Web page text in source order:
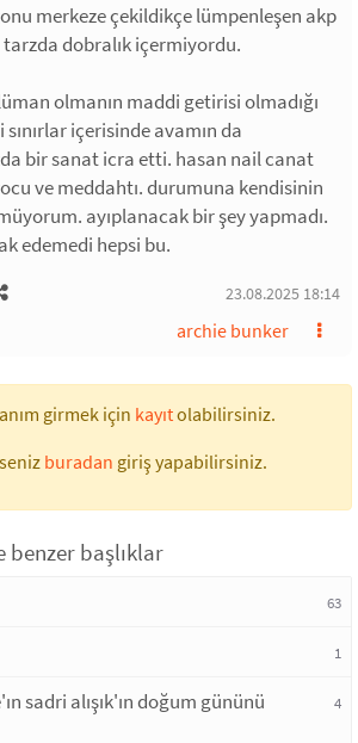
merkeze çekildikçe lümpenleşen akp
tarzda dobralık içermiyordu.
olmanın maddi getirisi olmadığı
içerisinde avamın da
bir sanat icra etti. hasan nail canat
ve meddahtı. durumuna kendisinin
ayıplanacak bir şey yapmadı.
edemedi hepsi bu.
23.08.2025 18:14
archie bunker
girmek için kayıtolabilirsiniz.
buradan giriş yapabilirsiniz.
başlıklar
63
1
sadri alışık'ın doğum gününü
4